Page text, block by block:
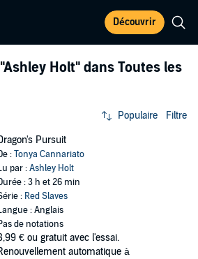
Découvrir
"Ashley Holt" dans Toutes les
Populaire Filtre
Pursuit
:Tonya Cannariato
par :Ashley Holt
: 3 h et 26 min
: Red Slaves
: Anglais
de notations
€ ou gratuit avec l'essai.
automatique à